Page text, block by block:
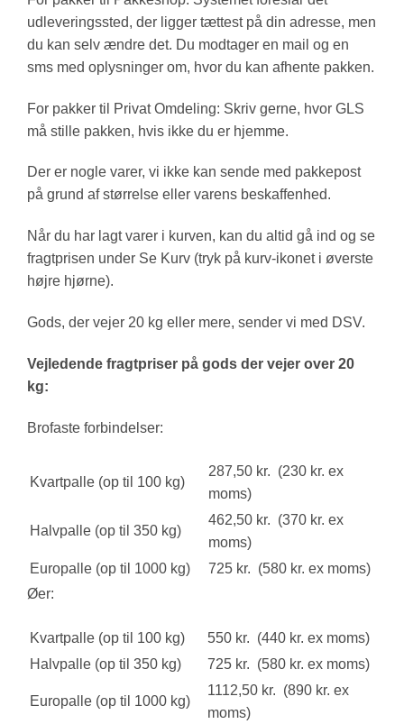
udleveringssted, der ligger tættest på din adresse, men
du kan selv ændre det. Du modtager en mail og en
sms med oplysninger om, hvor du kan afhente pakken.
For pakker til Privat Omdeling: Skriv gerne, hvor GLS
må stille pakken, hvis ikke du er hjemme.
Der er nogle varer, vi ikke kan sende med pakkepost
på grund af størrelse eller varens beskaffenhed.
Når du har lagt varer i kurven, kan du altid gå ind og se
fragtprisen under Se Kurv (tryk på kurv-ikonet i øverste
højre hjørne).
Gods, der vejer 20 kg eller mere, sender vi med DSV.
Vejledende fragtpriser på gods der vejer over 20
kg:
Brofaste forbindelser:
Kvartpalle (op til 100 kg)
287,50 kr. (230 kr. ex
moms)
Halvpalle (op til 350 kg)
462,50 kr. (370 kr. ex
moms)
Europalle (op til 1000 kg)
725 kr. (580 kr. ex moms)
Øer:
Kvartpalle (op til 100 kg)
550 kr. (440 kr. ex moms)
Halvpalle (op til 350 kg)
725 kr. (580 kr. ex moms)
Europalle (op til 1000 kg)
1112,50 kr. (890 kr. ex
moms)